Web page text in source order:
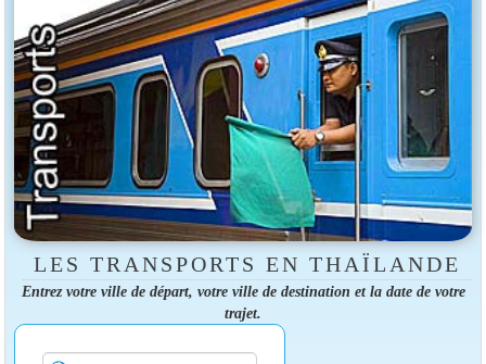
LES TRANSPORTS EN THAÏLANDE
Entrez votre ville de départ, votre ville de destination et la date de votre
trajet.